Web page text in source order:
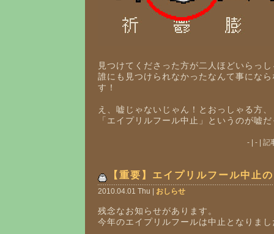
見つけてくださった方が二人ほどいらっ
誰にも見つけられなかったなんて事にな
す！
え、嘘じゃないじゃん！とおっしゃる方、
「エイプリルフール中止」というのが嘘
- | - | 記
【重要】エイプリルフール中止
2010.04.01 Thu | おしらせ
残念なお知らせがあります。
今年のエイプリルフールは中止となりまし